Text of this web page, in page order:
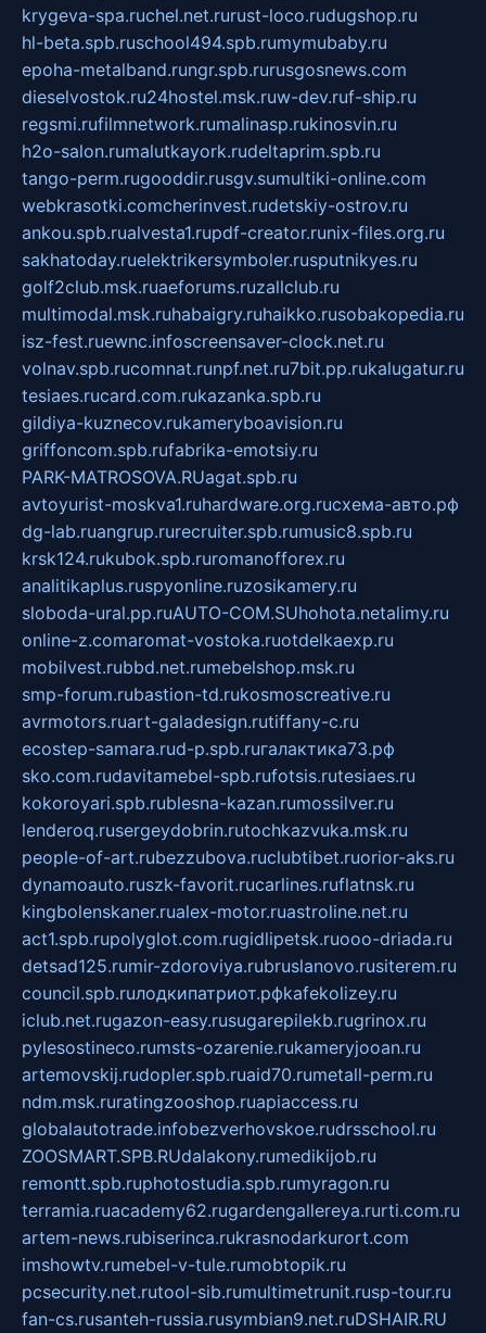
krygeva-spa.ruchel.net.rurust-loco.rudugshop.ru
hl-beta.spb.ruschool494.spb.rumymubaby.ru
epoha-metalband.rungr.spb.rurusgosnews.com
dieselvostok.ru24hostel.msk.ruw-dev.ruf-ship.ru
regsmi.rufilmnetwork.rumalinasp.rukinosvin.ru
h2o-salon.rumalutkayork.rudeltaprim.spb.ru
tango-perm.rugooddir.rusgv.sumultiki-online.com
webkrasotki.comcherinvest.rudetskiy-ostrov.ru
ankou.spb.rualvesta1.rupdf-creator.runix-files.org.ru
sakhatoday.ruelektrikersymboler.rusputnikyes.ru
golf2club.msk.ruaeforums.ruzallclub.ru
multimodal.msk.ruhabaigry.ruhaikko.rusobakopedia.ru
isz-fest.ruewnc.infoscreensaver-clock.net.ru
volnav.spb.rucomnat.runpf.net.ru7bit.pp.rukalugatur.ru
tesiaes.rucard.com.rukazanka.spb.ru
gildiya-kuznecov.rukameryboavision.ru
griffoncom.spb.rufabrika-emotsiy.ru
PARK-MATROSOVA.RUagat.spb.ru
avtoyurist-moskva1.ruhardware.org.ruсхема-авто.рф
dg-lab.ruangrup.rurecruiter.spb.rumusic8.spb.ru
krsk124.rukubok.spb.ruromanofforex.ru
analitikaplus.ruspyonline.ruzosikamery.ru
sloboda-ural.pp.ruAUTO-COM.SUhohota.netalimy.ru
online-z.comaromat-vostoka.ruotdelkaexp.ru
mobilvest.rubbd.net.rumebelshop.msk.ru
smp-forum.rubastion-td.rukosmoscreative.ru
avrmotors.ruart-galadesign.rutiffany-c.ru
ecostep-samara.rud-p.spb.ruгалактика73.рф
sko.com.rudavitamebel-spb.rufotsis.rutesiaes.ru
kokoroyari.spb.rublesna-kazan.rumossilver.ru
lenderoq.rusergeydobrin.rutochkazvuka.msk.ru
people-of-art.rubezzubova.ruclubtibet.ruorior-aks.ru
dynamoauto.ruszk-favorit.rucarlines.ruflatnsk.ru
kingbolenskaner.rualex-motor.ruastroline.net.ru
act1.spb.rupolyglot.com.rugidlipetsk.ruooo-driada.ru
detsad125.rumir-zdoroviya.rubruslanovo.rusiterem.ru
council.spb.ruлодкипатриот.рфkafekolizey.ru
iclub.net.rugazon-easy.rusugarepilekb.rugrinox.ru
pylesostineco.rumsts-ozarenie.rukameryjooan.ru
artemovskij.rudopler.spb.ruaid70.rumetall-perm.ru
ndm.msk.ruratingzooshop.ruapiaccess.ru
globalautotrade.infobezverhovskoe.rudrsschool.ru
ZOOSMART.SPB.RUdalakony.rumedikijob.ru
remontt.spb.ruphotostudia.spb.rumyragon.ru
terramia.ruacademy62.rugardengallereya.rurti.com.ru
artem-news.rubiserinca.rukrasnodarkurort.com
imshowtv.rumebel-v-tule.rumobtopik.ru
pcsecurity.net.rutool-sib.rumultimetrunit.rusp-tour.ru
fan-cs.rusanteh-russia.rusymbian9.net.ruDSHAIR.RU